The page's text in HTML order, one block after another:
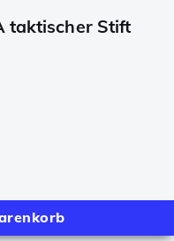
taktischer Stift